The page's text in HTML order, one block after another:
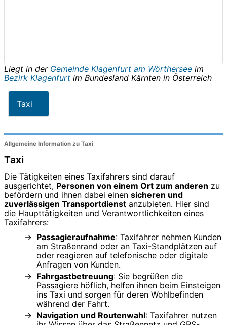
Liegt in der Gemeinde Klagenfurt am Wörthersee im
Bezirk Klagenfurt im Bundesland Kärnten in Österreich
Taxi
Allgemeine Information zu Taxi
Taxi
Die Tätigkeiten eines Taxifahrers sind darauf
ausgerichtet, Personen von einem Ort zum anderen zu
befördern und ihnen dabei einen sicheren und
zuverlässigen Transportdienst anzubieten. Hier sind
die Haupttätigkeiten und Verantwortlichkeiten eines
Taxifahrers:
Passagieraufnahme: Taxifahrer nehmen Kunden
am Straßenrand oder an Taxi-Standplätzen auf
oder reagieren auf telefonische oder digitale
Anfragen von Kunden.
Fahrgastbetreuung: Sie begrüßen die
Passagiere höflich, helfen ihnen beim Einsteigen
ins Taxi und sorgen für deren Wohlbefinden
während der Fahrt.
Navigation und Routenwahl: Taxifahrer nutzen